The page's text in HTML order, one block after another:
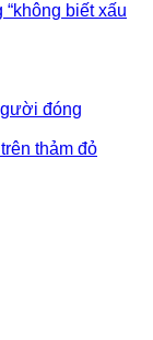
biết xấu
đóng
thảm đỏ